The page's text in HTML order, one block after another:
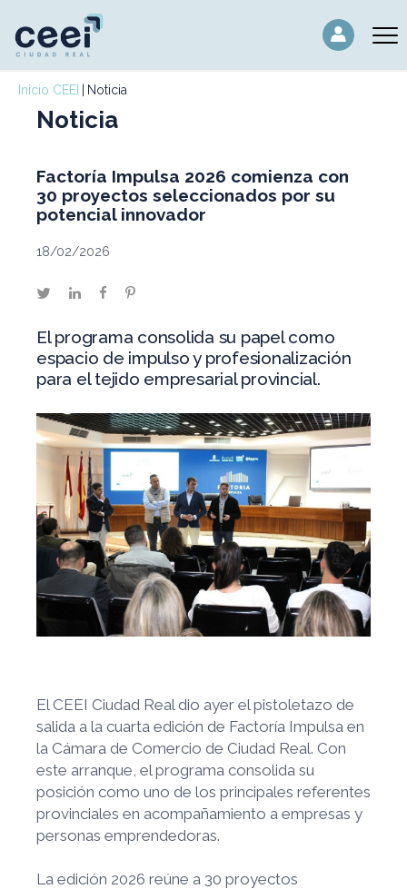
Inicio CEEI Noticia
Noticia
Factoría Impulsa 2026 comienza con
30 proyectos seleccionados por su
potencial innovador
18/02/2026
twitterlinkedinfacebookpinterest
El programa consolida su papel como
espacio de impulso y profesionalización
para el tejido empresarial provincial.
El CEEI Ciudad Real dio ayer el pistoletazo de
salida a la cuarta edición de Factoría Impulsa en
la Cámara de Comercio de Ciudad Real. Con
este arranque, el programa consolida su
posición como uno de los principales referentes
provinciales en acompañamiento a empresas y
personas emprendedoras.
La edición 2026 reúne a 30 proyectos